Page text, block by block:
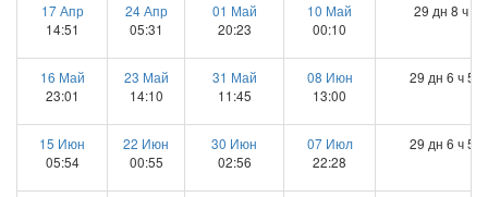
17 Апр
14:51
24 Апр
05:31
01 Май
20:23
10 Май
00:10
29 дн 8 ч 9
16 Май
23:01
23 Май
14:10
31 Май
11:45
08 Июн
13:00
29 дн 6 ч 53
15 Июн
05:54
22 Июн
00:55
30 Июн
02:56
07 Июл
22:28
29 дн 6 ч 50